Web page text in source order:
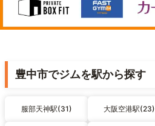
豊中市でジムを駅から探す
服部天神駅(31) 大阪空港駅(23)